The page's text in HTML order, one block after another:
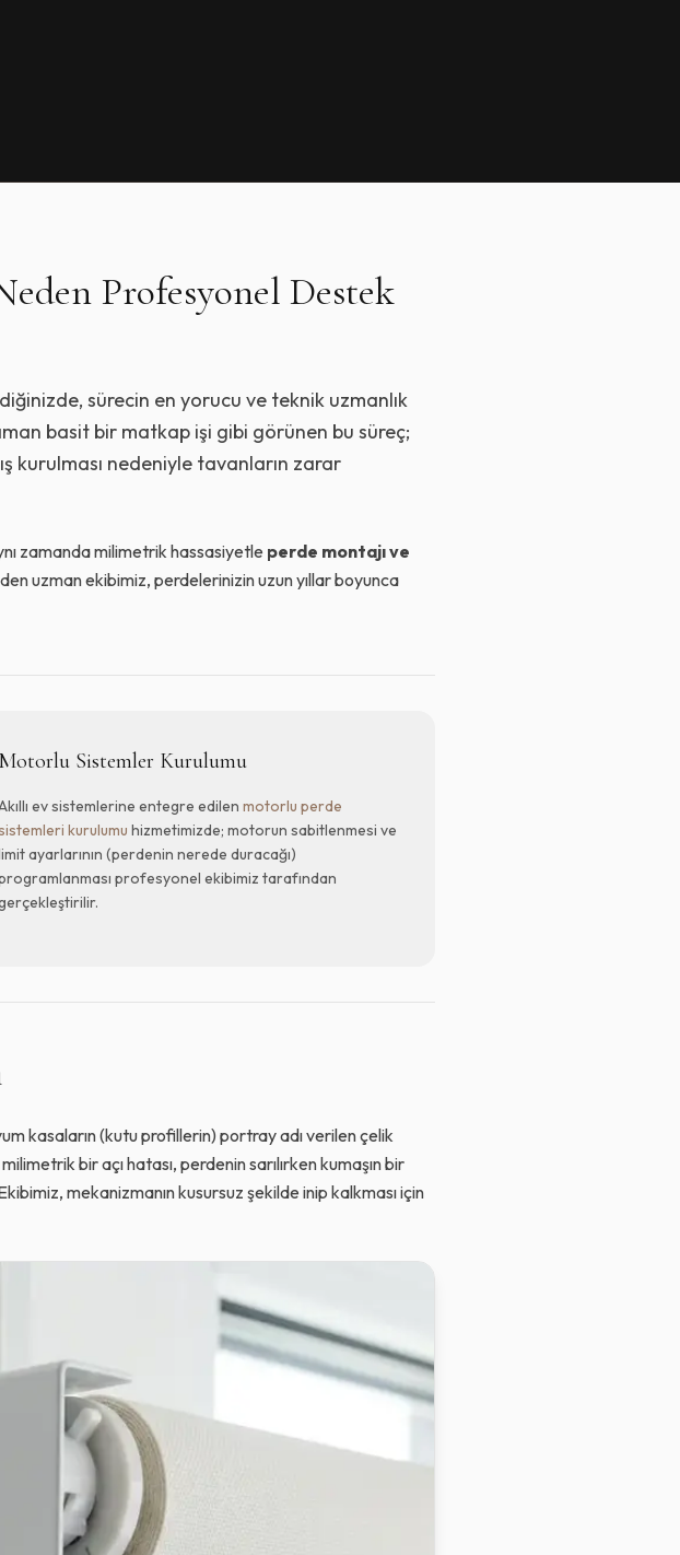
Profesyonel Destek
sürecin en yorucu ve teknik uzmanlık
basit bir matkap işi gibi görünen bu süreç;
kurulması nedeniyle tavanların zarar
zamanda milimetrik hassasiyetle perde montajı ve
uzman ekibimiz, perdelerinizin uzun yıllar boyunca
Motorlu Sistemler Kurulumu
ev sistemlerine entegre edilen motorlu perde
kurulumu hizmetimizde; motorun sabitlenmesi ve
ayarlarının (perdenin nerede duracağı)
profesyonel ekibimiz tarafından
kasaların (kutu profillerin) portray adı verilen çelik
milimetrik bir açı hatası, perdenin sarılırken kumaşın bir
mekanizmanın kusursuz şekilde inip kalkması için